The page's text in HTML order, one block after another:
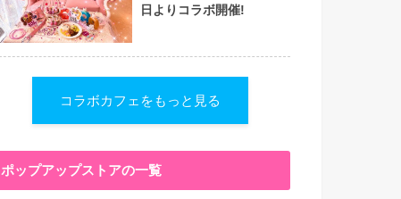
日よりコラボ開催!
コラボカフェをもっと見る
ポップアップストアの一覧